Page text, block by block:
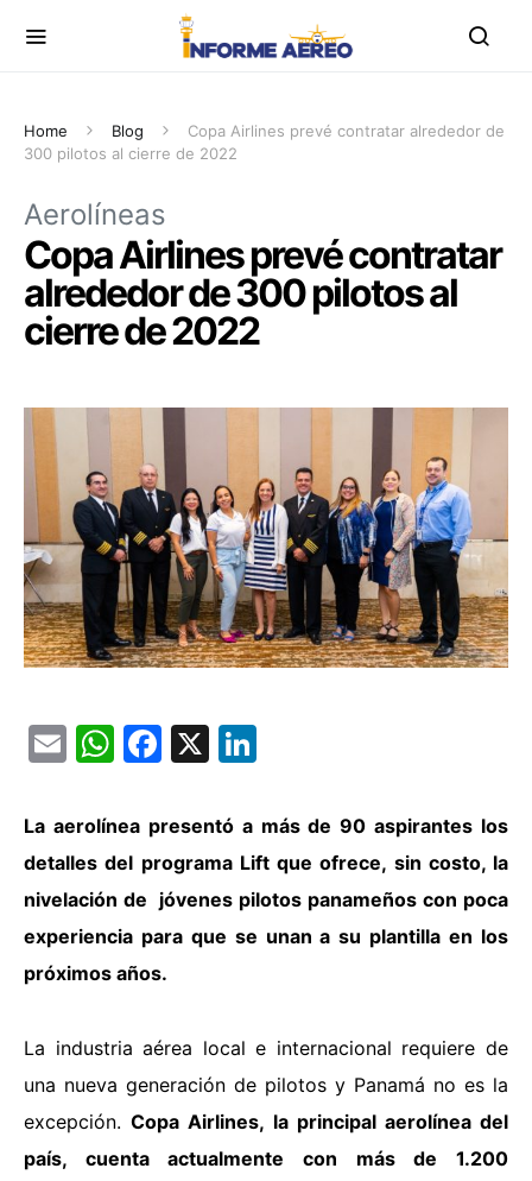
Home Blog
Copa Airlines prevé contratar alrededor de
300 pilotos al cierre de 2022
Aerolíneas
Copa Airlines prevé contratar
alrededor de 300 pilotos al
cierre de 2022
EmailWhatsApp
Facebook
X
La aerolínea presentó a más de 90 aspirantes los
detalles del programa Lift que ofrece, sin costo, la
nivelación de jóvenes pilotos panameños con poca
experiencia para que se unan a su plantilla en los
próximos años.
La industria aérea local e internacional requiere de
una nueva generación de pilotos y Panamá no es la
excepción.Copa Airlines, la principal aerolínea del
país, cuenta actualmente con más de 1.200